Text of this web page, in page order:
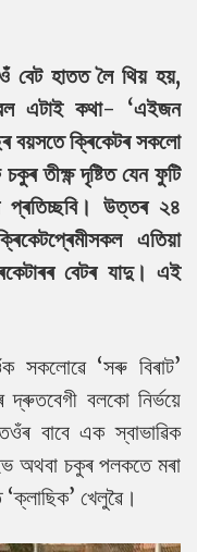
বেট হাতত লৈ থিয় হয়,
এটাই কথা- ‘এইজন
বয়সতে ক্ৰিকেটৰ সকলো
তীক্ষ্ণ দৃষ্টিত যেন ফুটি
প্ৰতিচ্ছবি। উত্তৰ ২৪
এতিয়া
বেটৰ যাদু। এই
সকলোৱে ‘সৰু বিৰাট’
দ্ৰুতবেগী বলকো নিৰ্ভয়ে
বাবে এক স্বাভাৱিক
অথবা চকুৰ পলকতে মৰা
খেলুৱৈ।